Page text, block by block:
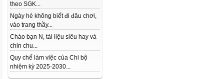
theo SGK...
Ngày hè không biết đi đâu chơi,
vào trang thầy...
Chào bạn N, tài liệu siêu hay và
chỉn chu...
Quy chế làm việc của Chi bộ
nhiệm kỳ 2025-2030...